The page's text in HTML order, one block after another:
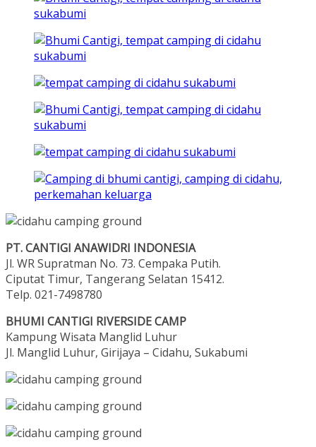
PT. CANTIGI ANAWIDRI INDONESIA
Jl. WR Supratman No. 73. Cempaka Putih.
Ciputat Timur, Tangerang Selatan 15412.
Telp. 021-7498780
BHUMI CANTIGI RIVERSIDE CAMP
Kampung Wisata Manglid Luhur
Jl. Manglid Luhur, Girijaya – Cidahu, Sukabumi